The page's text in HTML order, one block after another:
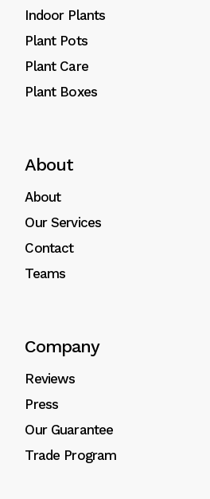
Indoor Plants
Plant Pots
Plant Care
Plant Boxes
About
About
Our Services
Contact
Teams
Company
Reviews
Press
Our Guarantee
Trade Program